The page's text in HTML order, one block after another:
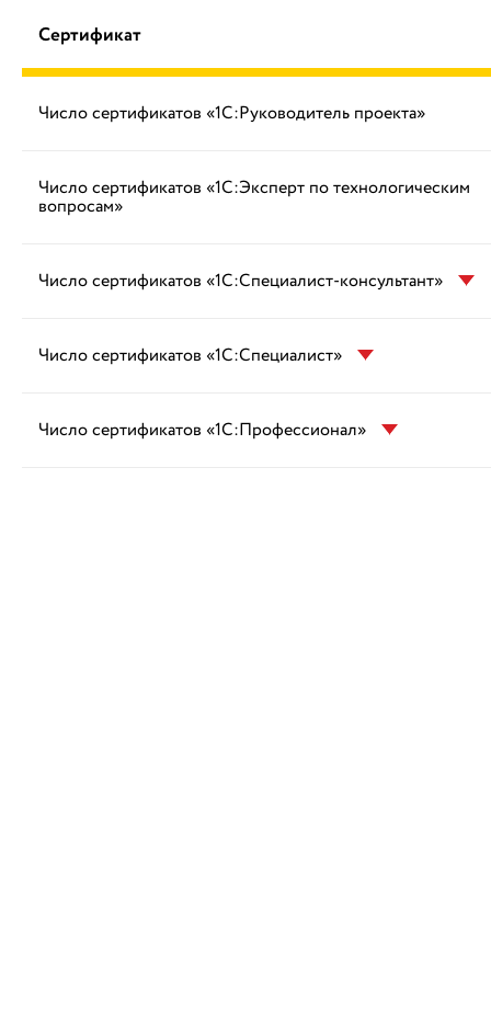
Сертификат
Число сертификатов «1С:Руководитель проекта»
Число сертификатов «1С:Эксперт по технологическим
вопросам»
Число сертификатов «1С:Специалист-консультант»
Число сертификатов «1С:Специалист»
Число сертификатов «1С:Профессионал»